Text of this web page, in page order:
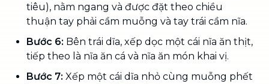
tiêu), nằm ngang và được đặt theo chiều
thuận tay phải cầm muỗng và tay trái cầm nĩa.
Bước 6: Bên trái dĩa, xếp dọc một cái nĩa ăn thịt,
tiếp theo là nĩa ăn cá và nĩa ăn món khai vị.
Bước 7: Xếp một cái dĩa nhỏ cùng muỗng phết